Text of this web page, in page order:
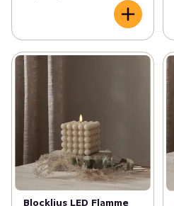
Blockljus LED Flamme